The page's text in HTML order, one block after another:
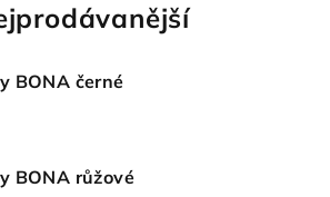
BONA černé
BONA růžové